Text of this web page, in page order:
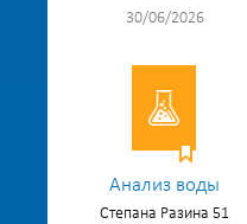
30/06/2026
Анализ воды
Степана Разина 51